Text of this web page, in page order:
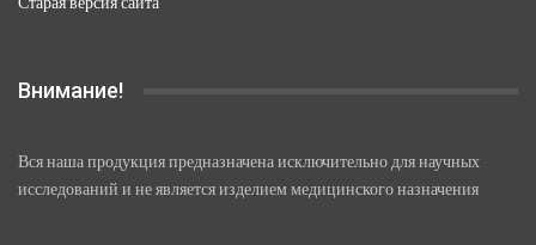
Внимание!
Вся наша продукция предназначена исключительно для научных
исследований и не является изделием медицинского назначения